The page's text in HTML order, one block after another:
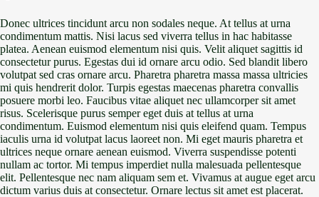
Donec ultrices tincidunt arcu non sodales neque. At tellus at urna
condimentum mattis. Nisi lacus sed viverra tellus in hac habitasse
platea. Aenean euismod elementum nisi quis. Velit aliquet sagittis id
consectetur purus. Egestas dui id ornare arcu odio. Sed blandit libero
volutpat sed cras ornare arcu. Pharetra pharetra massa massa ultricies
mi quis hendrerit dolor. Turpis egestas maecenas pharetra convallis
posuere morbi leo. Faucibus vitae aliquet nec ullamcorper sit amet
risus. Scelerisque purus semper eget duis at tellus at urna
condimentum. Euismod elementum nisi quis eleifend quam. Tempus
iaculis urna id volutpat lacus laoreet non. Mi eget mauris pharetra et
ultrices neque ornare aenean euismod. Viverra suspendisse potenti
nullam ac tortor. Mi tempus imperdiet nulla malesuada pellentesque
elit. Pellentesque nec nam aliquam sem et. Vivamus at augue eget arcu
dictum varius duis at consectetur. Ornare lectus sit amet est placerat.